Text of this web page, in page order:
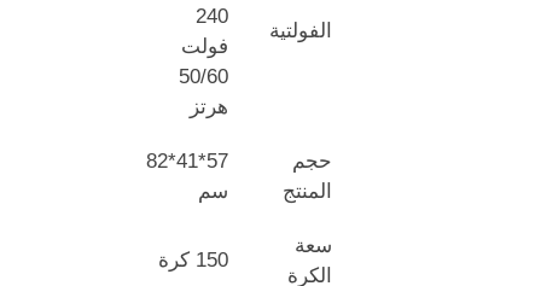
الفولتية
240
فولت
50/60
هرتز
حجم
المنتج
57*41*82
سم
سعة
الكرة
150 كرة